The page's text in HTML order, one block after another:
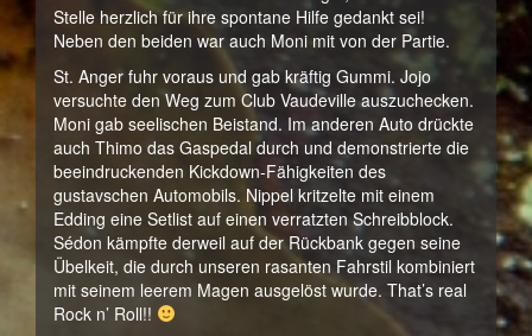
Stelle herzlich für ihre spontane Hilfe gedankt sei!
Neben den beiden war auch Moni mit von der Partie.
St. Anger fuhr voraus und gab kräftig Gummi. Jojo
versuchte den Weg zum Club Vaudeville auszuchecken.
Moni gab seelischen Beistand. Im anderen Auto drückte
auch Thimo das Gaspedal durch und demonstrierte die
beeindruckenden Kickdown-Fähigkeiten des
gustavschen Automobils. Nippel kritzelte mit einem
Edding eine Setlist auf einen verratzten Schreibblock.
Sédon kämpfte derweil auf der Rückbank gegen seine
Übelkeit, die durch unseren rasanten Fahrstil kombiniert
mit seinem leerem Magen ausgelöst wurde. That’s real
Rock n’ Roll!!